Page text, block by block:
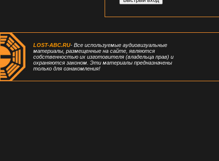
LOST-ABC.RU- Все используемые аудиовизуальные
материалы, размещенные на сайте, являются
собственностью их изготовителя (владельца прав) и
охраняются законом. Эти материалы предназначены
только для ознакомления!